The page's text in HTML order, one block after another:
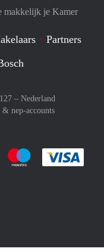
makkelijk je Kamer
Partners
– Nederland
& nep-accounts
af met Paypal
Je rekent gemakkelijk af met
Je rekent